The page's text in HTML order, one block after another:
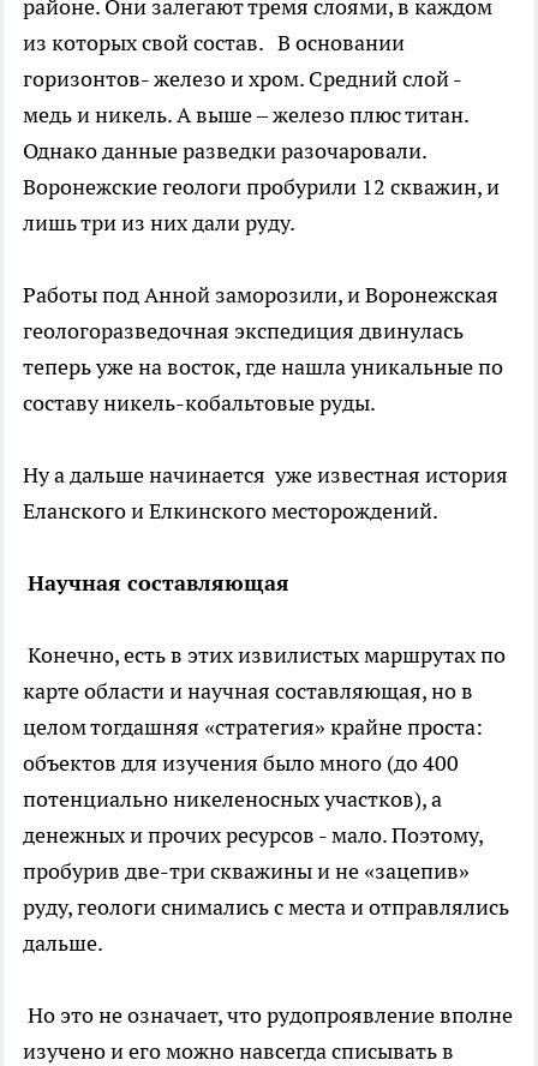
районе. Они залегают тремя слоями, в каждом
из которых свой состав. В основании
горизонтов- железо и хром. Средний слой -
медь и никель. А выше – железо плюс титан.
Однако данные разведки разочаровали.
Воронежские геологи пробурили 12 скважин, и
лишь три из них дали руду.
Работы под Анной заморозили, и Воронежская
геологоразведочная экспедиция двинулась
теперь уже на восток, где нашла уникальные по
составу никель-кобальтовые руды.
Ну а дальше начинается уже известная история
Еланского и Елкинского месторождений.
Научная составляющая
Конечно, есть в этих извилистых маршрутах по
карте области и научная составляющая, но в
целом тогдашняя «стратегия» крайне проста:
объектов для изучения было много (до 400
потенциально никеленосных участков), а
денежных и прочих ресурсов - мало. Поэтому,
пробурив две-три скважины и не «зацепив»
руду, геологи снимались с места и отправлялись
дальше.
Но это не означает, что рудопроявление вполне
изучено и его можно навсегда списывать в